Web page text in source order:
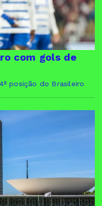
com gols de
posição do Brasileiro